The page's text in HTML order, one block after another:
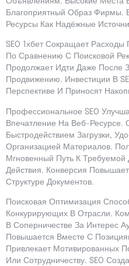
Благоприятный Образ Фирмы.
Ресурсы Как Надёжные
SEO 1хбет Сокращает
По Сравнению С Поисковой
Продолжает Идти Даже После
Продвижению. Инвестиции В
Перспективе И Приносят
Профессиональное SEO
Впечатление На Веб-Ресурсе.
Быстродействием Загрузки,
Организацией Материалов.
Мгновенный Путь К
Действия. Конверсия
Структуре Документов.
Поисковая Оптимизация
Конкурирующих В Отрасли.
В Соперничестве За Интерес
Повышается Вместе С
Привлекает Мотивированных
Или Сотрудничеству. SEO